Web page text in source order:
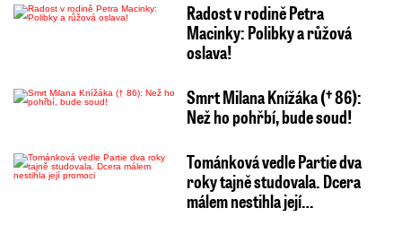
Radost v rodině Petra
Macinky: Polibky a růžová
oslava!
Smrt Milana Knížáka († 86):
Než ho pohřbí, bude soud!
Tománková vedle Partie dva
roky tajně studovala. Dcera
málem nestihla její…